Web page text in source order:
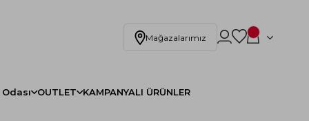
Mağazalarımız
OUTLET KAMPANYALI ÜRÜNLER